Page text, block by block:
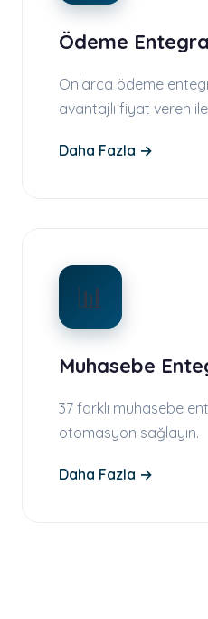
Ödeme
Onlarca ödeme
avantajlı fiyat veren
Daha Fazla →
📊
Muhasebe
37 farklı muhasebe
otomasyon sağlayın.
Daha Fazla →